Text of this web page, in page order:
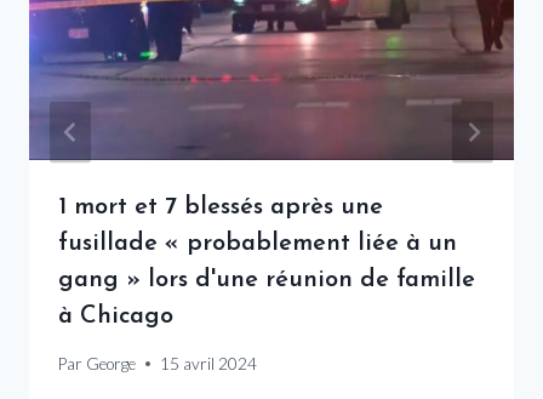
1 mort et 7 blessés après une
fusillade « probablement liée à un
gang » lors d'une réunion de famille
à Chicago
Par George 15 avril 2024